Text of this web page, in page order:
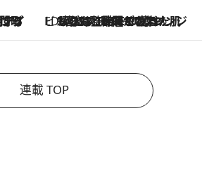
ビューティいいもの集め EDITORS' BEST
2026.8.3
“落とす”時間が“癒やし”に。THREEのクレンジングは、酷暑で疲れた肌も心も整えてくれる！
連載 TOP